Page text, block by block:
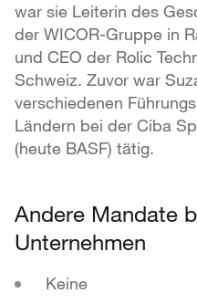
war sie Leiterin des
der WICOR-Gruppe in
und CEO der Rolic
Schweiz. Zuvor war
verschiedenen
Ländern bei der Ciba
(heute BASF) tätig.
Andere Mandate
Unternehmen
Keine